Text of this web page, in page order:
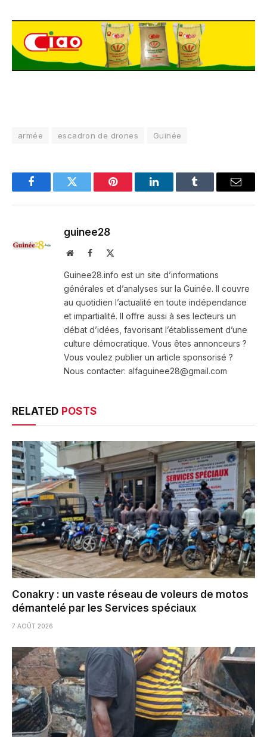
armée escadron de drones Guinée
FacebookTwitter Pinterest LinkedInTumblr Email
guinee28
WebsiteFacebook
Guinee28.info est un site d’informations
générales et d’analyses sur la Guinée. Il couvre
au quotidien l’actualité en toute indépendance
et impartialité. Il offre aussi à ses lecteurs un
débat d’idées, favorisant l’établissement d’une
culture démocratique. Vous êtes annonceurs ?
Vous voulez publier un article sponsorisé ?
Nous contacter: alfaguinee28@gmail.com
RELATED POSTS
Conakry : un vaste réseau de voleurs de motos
démantelé par les Services spéciaux
7 AOÛT 2026